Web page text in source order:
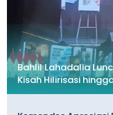
Bahlil Lahadalia
Kisah Hilirisasi